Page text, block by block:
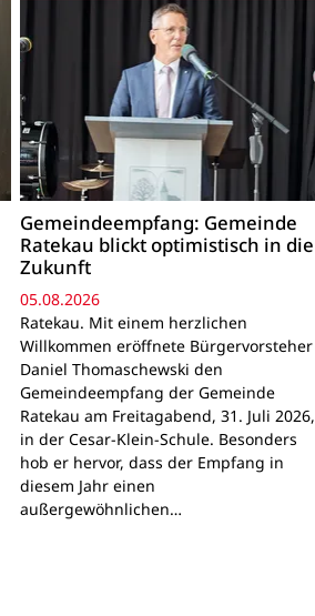
Gemeindeempfang: Gemeinde
Ratekau blickt optimistisch in die
Zukunft
05.08.2026
Ratekau. Mit einem herzlichen
Willkommen eröffnete Bürgervorsteher
Daniel Thomaschewski den
Gemeindeempfang der Gemeinde
Ratekau am Freitagabend, 31. Juli 2026,
in der Cesar-Klein-Schule. Besonders
hob er hervor, dass der Empfang in
diesem Jahr einen
außergewöhnlichen…